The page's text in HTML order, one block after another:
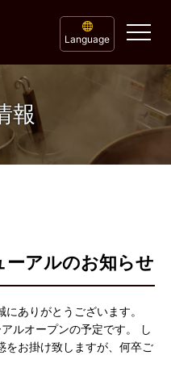
Language
報
アルのお知らせ
ありがとうございます。
ルオープンの予定です。 し
をお掛け致しますが、何卒ご